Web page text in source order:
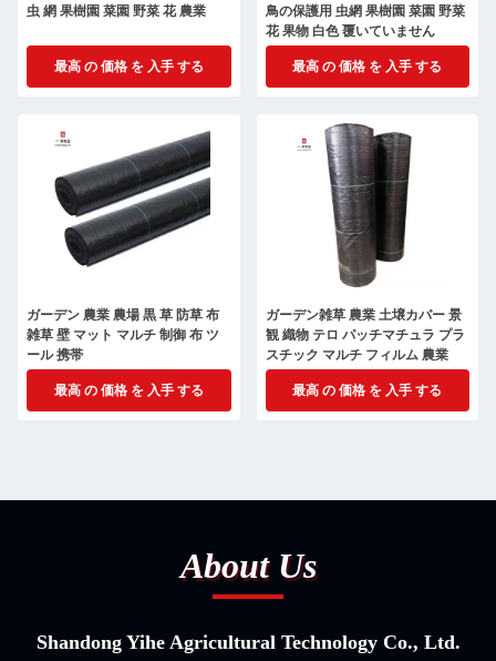
虫 網 果樹園 菜園 野菜 花 農業
最高 の 価格 を 入手 する
鳥の保護用 虫網 果樹園 菜園 野菜
花 果物 白色 覆いていません
最高 の 価格 を 入手 する
ガーデン 農業 農場 黒 草 防草 布
雑草 壁 マット マルチ 制御 布 ツ
ール 携帯
最高 の 価格 を 入手 する
ガーデン雑草 農業 土壌カバー 景
観 織物 テロ パッチマチュラ プラ
スチック マルチ フィルム 農業
最高 の 価格 を 入手 する
About Us
Shandong Yihe Agricultural Technology Co., Ltd.